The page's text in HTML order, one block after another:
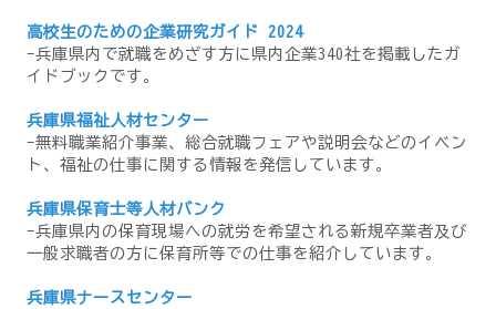
高校生のための企業研究ガイド 2024
-兵庫県内で就職をめざす方に県内企業340社を掲載したガ
イドブックです。
兵庫県福祉人材センター
-無料職業紹介事業、総合就職フェアや説明会などのイベン
ト、福祉の仕事に関する情報を発信しています。
兵庫県保育士等人材バンク
-兵庫県内の保育現場への就労を希望される新規卒業者及び
一般求職者の方に保育所等での仕事を紹介しています。
兵庫県ナースセンター